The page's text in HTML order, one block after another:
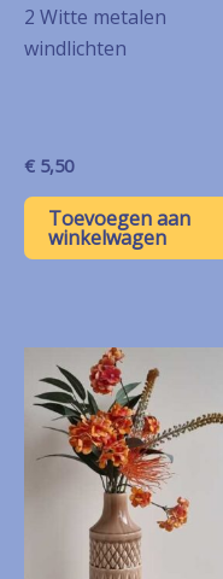
2 Witte metalen
windlichten
€ 5,50
Toevoegen aan
winkelwagen